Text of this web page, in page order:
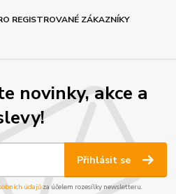
REGISTROVANÉ ZÁKAZNÍKY
novinky, akce a
Přihlásit se
údajůza účelem rozesílky newsletteru.